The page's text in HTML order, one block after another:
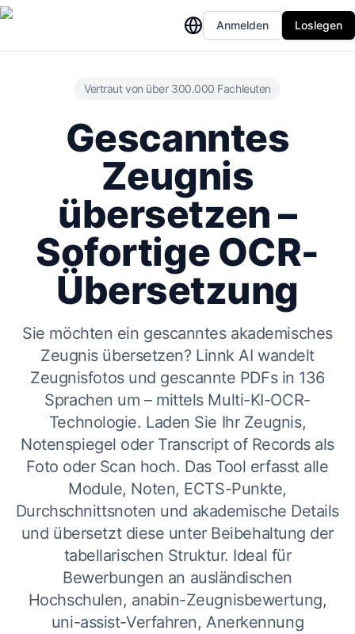
Anmelden Loslegen
Vertraut von über 300.000 Fachleuten
Gescanntes
Zeugnis
übersetzen –
Sofortige OCR-
Übersetzung
Sie möchten ein gescanntes akademisches
Zeugnis übersetzen? Linnk AI wandelt
Zeugnisfotos und gescannte PDFs in 136
Sprachen um – mittels Multi-KI-OCR-
Technologie. Laden Sie Ihr Zeugnis,
Notenspiegel oder Transcript of Records als
Foto oder Scan hoch. Das Tool erfasst alle
Module, Noten, ECTS-Punkte,
Durchschnittsnoten und akademische Details
und übersetzt diese unter Beibehaltung der
tabellarischen Struktur. Ideal für
Bewerbungen an ausländischen
Hochschulen, anabin-Zeugnisbewertung,
uni-assist-Verfahren, Anerkennung